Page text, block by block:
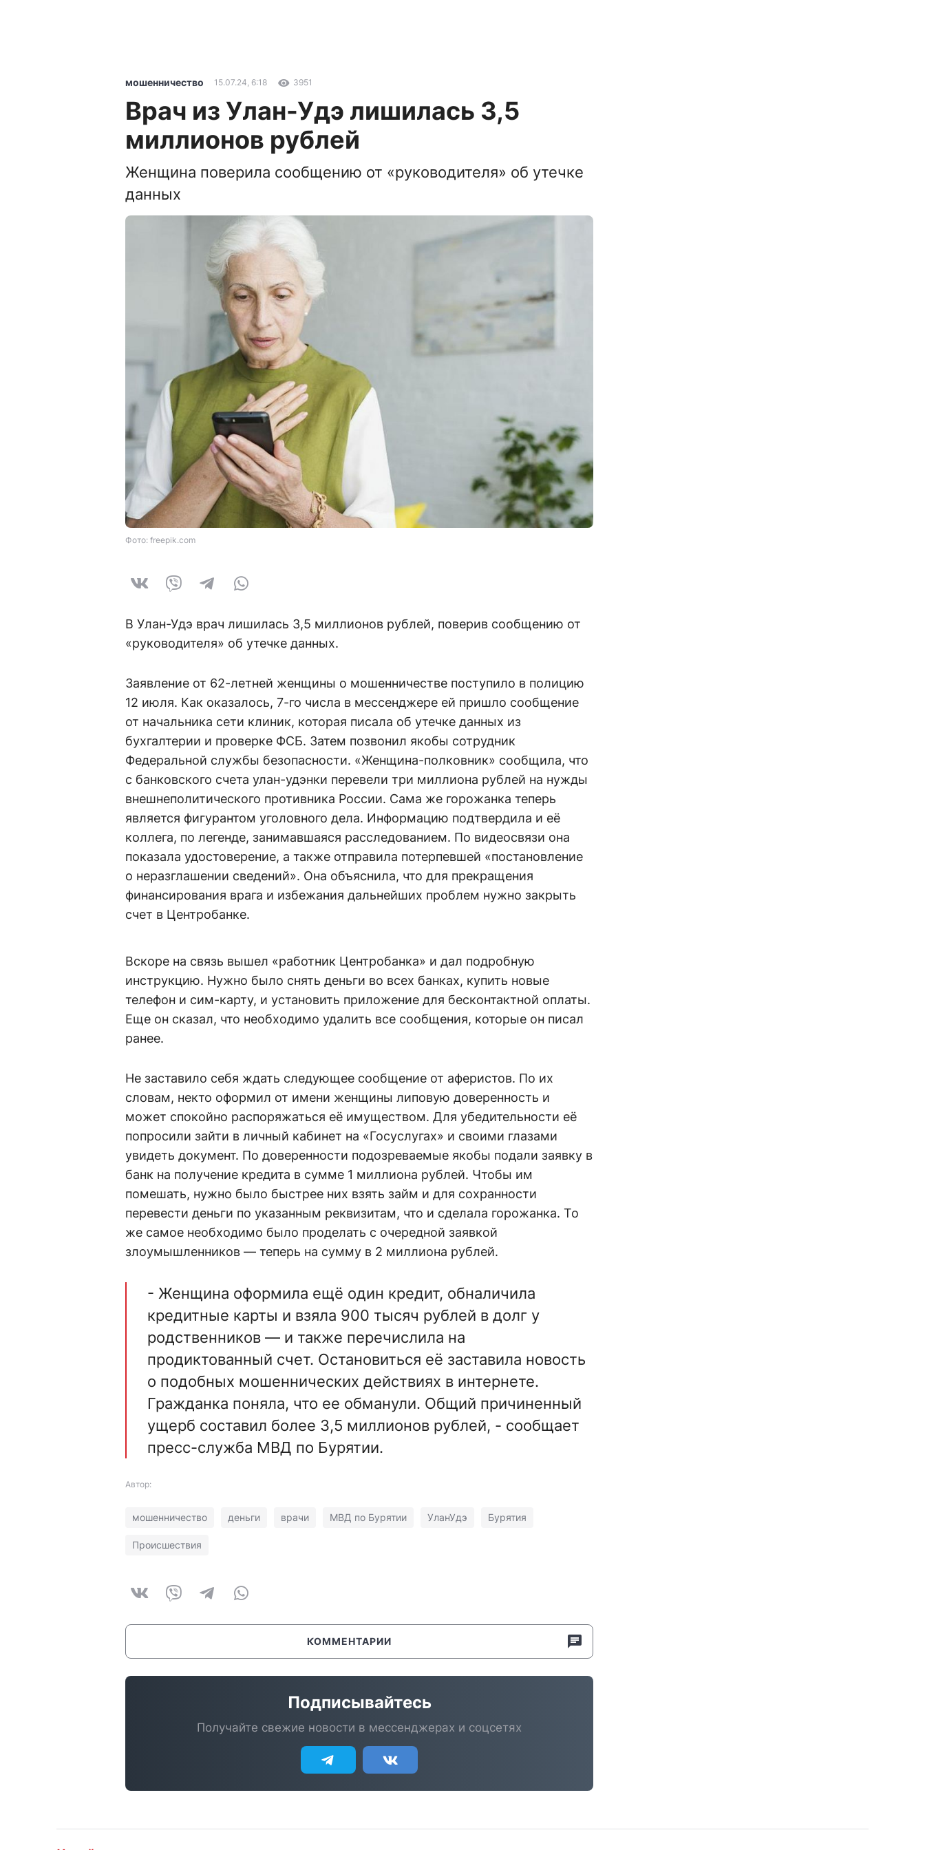
мошенничество 15.07.24, 6:18 3951
Врач из Улан-Удэ лишилась 3,5
миллионов рублей
Женщина поверила сообщению от «руководителя» об утечке
данных
Фото: freepik.com
В Улан-Удэ врач лишилась 3,5 миллионов рублей, поверив сообщению от
«руководителя» об утечке данных.
Заявление от 62-летней женщины о мошенничестве поступило в полицию
12 июля. Как оказалось, 7-го числа в мессенджере ей пришло сообщение
от начальника сети клиник, которая писала об утечке данных из
бухгалтерии и проверке ФСБ. Затем позвонил якобы сотрудник
Федеральной службы безопасности. «Женщина-полковник» сообщила, что
с банковского счета улан-удэнки перевели три миллиона рублей на нужды
внешнеполитического противника России. Сама же горожанка теперь
является фигурантом уголовного дела. Информацию подтвердила и её
коллега, по легенде, занимавшаяся расследованием. По видеосвязи она
показала удостоверение, а также отправила потерпевшей «постановление
о неразглашении сведений». Она объяснила, что для прекращения
финансирования врага и избежания дальнейших проблем нужно закрыть
счет в Центробанке.
Вскоре на связь вышел «работник Центробанка» и дал подробную
инструкцию. Нужно было снять деньги во всех банках, купить новые
телефон и сим-карту, и установить приложение для бесконтактной оплаты.
Еще он сказал, что необходимо удалить все сообщения, которые он писал
ранее.
Не заставило себя ждать следующее сообщение от аферистов. По их
словам, некто оформил от имени женщины липовую доверенность и
может спокойно распоряжаться её имуществом. Для убедительности её
попросили зайти в личный кабинет на «Госуслугах» и своими глазами
увидеть документ. По доверенности подозреваемые якобы подали заявку в
банк на получение кредита в сумме 1 миллиона рублей. Чтобы им
помешать, нужно было быстрее них взять займ и для сохранности
перевести деньги по указанным реквизитам, что и сделала горожанка. То
же самое необходимо было проделать с очередной заявкой
злоумышленников — теперь на сумму в 2 миллиона рублей.
- Женщина оформила ещё один кредит, обналичила
кредитные карты и взяла 900 тысяч рублей в долг у
родственников — и также перечислила на
продиктованный счет. Остановиться её заставила новость
о подобных мошеннических действиях в интернете.
Гражданка поняла, что ее обманули. Общий причиненный
ущерб составил более 3,5 миллионов рублей, - сообщает
пресс-служба МВД по Бурятии.
Автор:
мошенничество деньги врачи МВД по Бурятии УланУдэ Бурятия
Происшествия
КОММЕНТАРИИ
Подписывайтесь
Получайте свежие новости в мессенджерах и соцсетях